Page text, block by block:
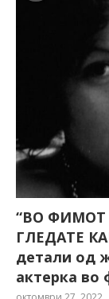
“ВО ФИМОТ
ГЛЕДАТЕ
детали од
актерка